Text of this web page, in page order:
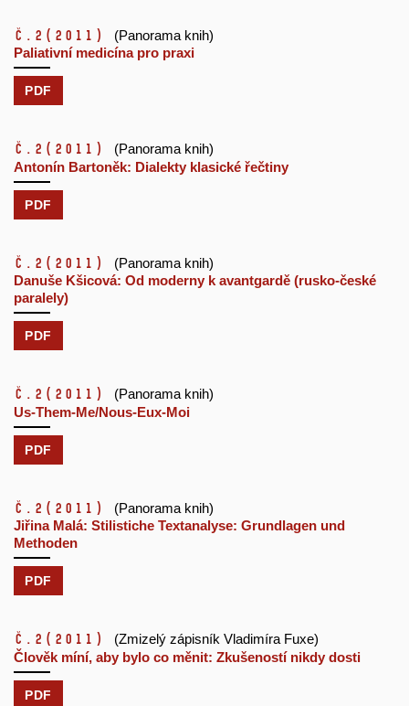
č.2 (2011)
(Panorama knih)
Paliativní medicína pro praxi
PDF
č.2 (2011)
(Panorama knih)
Antonín Bartoněk: Dialekty klasické řečtiny
PDF
č.2 (2011)
(Panorama knih)
Danuše Kšicová: Od moderny k avantgardě (rusko-české
paralely)
PDF
č.2 (2011)
(Panorama knih)
Us-Them-Me/Nous-Eux-Moi
PDF
č.2 (2011)
(Panorama knih)
Jiřina Malá: Stilistiche Textanalyse: Grundlagen und
Methoden
PDF
č.2 (2011)
(Zmizelý zápisník Vladimíra Fuxe)
Člověk míní, aby bylo co měnit: Zkušeností nikdy dosti
PDF